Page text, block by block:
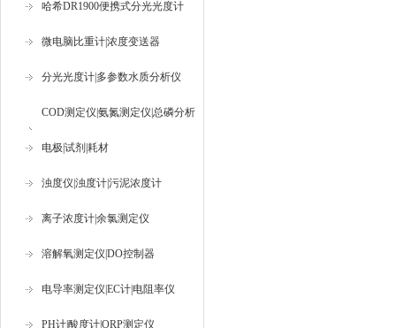
哈希DR1900便携式分光光度计
微电脑比重计|浓度变送器
分光光度计|多参数水质分析仪
COD测定仪|氨氮测定仪|总磷分析
仪
电极|试剂|耗材
浊度仪|浊度计|污泥浓度计
离子浓度计|余氯测定仪
溶解氧测定仪|DO控制器
电导率测定仪|EC计|电阻率仪
PH计|酸度计|ORP测定仪